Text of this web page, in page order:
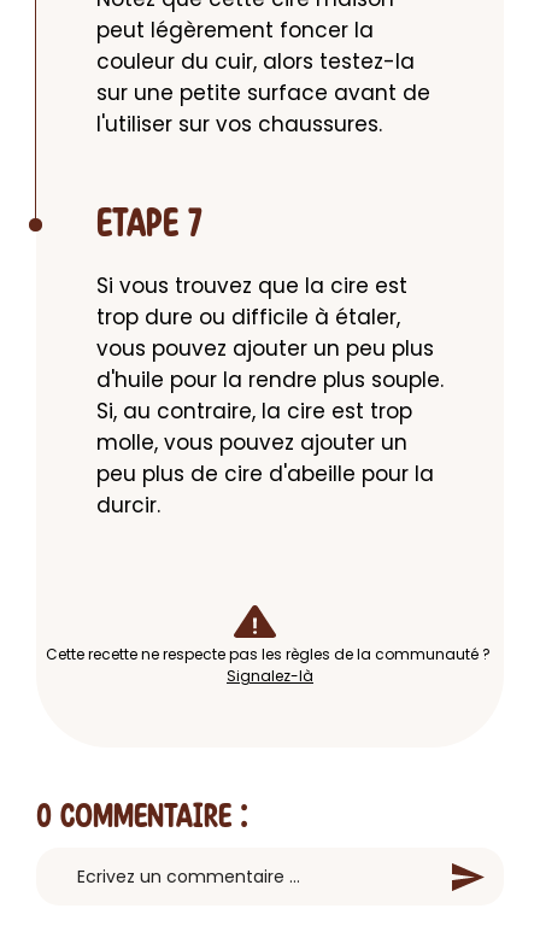
peut légèrement foncer la
couleur du cuir, alors testez-la
sur une petite surface avant de
l'utiliser sur vos chaussures.
ETAPE 7
Si vous trouvez que la cire est
trop dure ou difficile à étaler,
vous pouvez ajouter un peu plus
d'huile pour la rendre plus souple.
Si, au contraire, la cire est trop
molle, vous pouvez ajouter un
peu plus de cire d'abeille pour la
durcir.
Cette recette ne respecte pas les règles de la communauté ?
Signalez-là
0 Commentaire :